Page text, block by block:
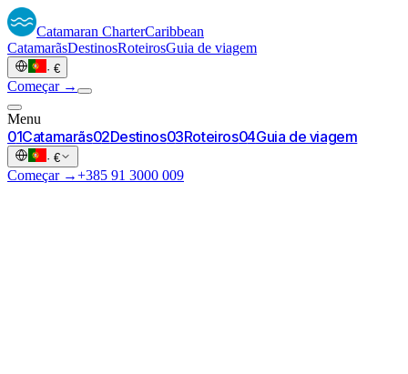
Catamaran CharterCaribbean
CatamarãsDestinosRoteirosGuia de viagem
· €
Começar →
Menu
01Catamarãs02Destinos03Roteiros04Guia de viagem
· €
Começar →+385 91 3000 009